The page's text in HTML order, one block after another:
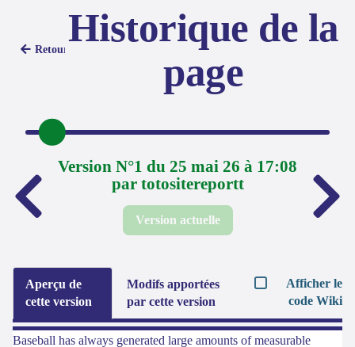
Retour Historique de la
page
Version N°1 du 25 mai 26 à 17:08
par totositereportt
Version actuelle
Aperçu de
cette version
Modifs apportées
par cette version
Afficher le
code Wiki